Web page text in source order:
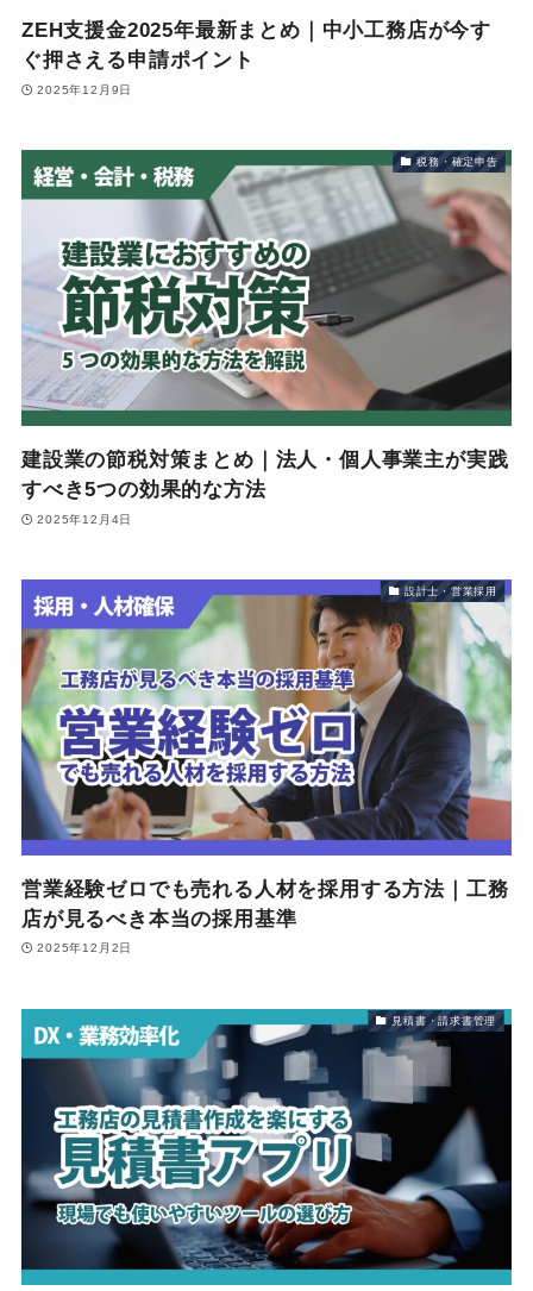
ZEH支援金2025年最新まとめ｜中小工務店が今す
ぐ押さえる申請ポイント
2025年12月9日
税務・確定申告
建設業の節税対策まとめ｜法人・個人事業主が実践
すべき5つの効果的な方法
2025年12月4日
設計士・営業採用
営業経験ゼロでも売れる人材を採用する方法｜工務
店が見るべき本当の採用基準
2025年12月2日
見積書・請求書管理